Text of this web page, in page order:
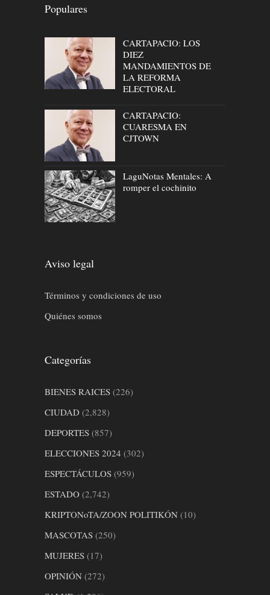
Populares
CARTAPACIO: LOS
DIEZ
MANDAMIENTOS DE
LA REFORMA
ELECTORAL
CARTAPACIO:
CUARESMA EN
CJTOWN
LaguNotas Mentales: A
romper el cochinito
Aviso legal
Términos y condiciones de uso
Quiénes somos
Categorías
BIENES RAICES (226)
CIUDAD (2,828)
DEPORTES (857)
ELECCIONES 2024 (302)
ESPECTÁCULOS (959)
ESTADO (2,742)
KRIPTONoTA/ZOON POLITIKÓN (10)
MASCOTAS (250)
MUJERES (17)
OPINIÓN (272)